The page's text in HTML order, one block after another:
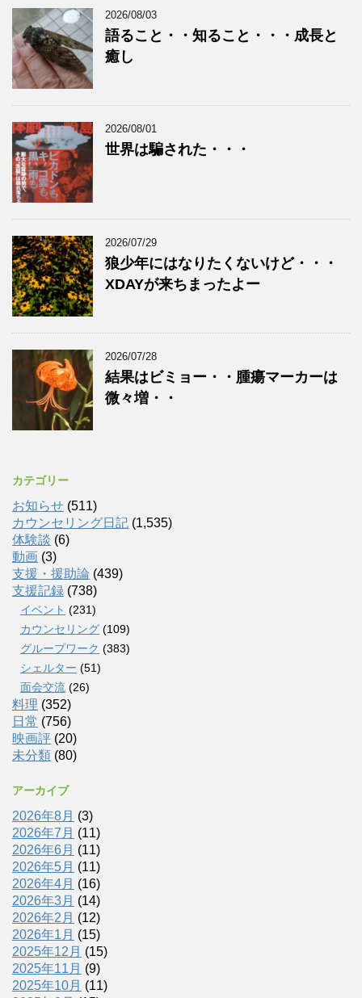
2026/08/03
語ること・・知ること・・・成長と
癒し
2026/08/01
世界は騙された・・・
2026/07/29
狼少年にはなりたくないけど・・・
XDAYが来ちまったよー
2026/07/28
結果はビミョー・・腫瘍マーカーは
微々増・・
カテゴリー
お知らせ (511)
カウンセリング日記 (1,535)
体験談 (6)
動画 (3)
支援・援助論 (439)
支援記録 (738)
イベント (231)
カウンセリング (109)
グループワーク (383)
シェルター (51)
面会交流 (26)
料理 (352)
日常 (756)
映画評 (20)
未分類 (80)
アーカイブ
2026年8月 (3)
2026年7月 (11)
2026年6月 (11)
2026年5月 (11)
2026年4月 (16)
2026年3月 (14)
2026年2月 (12)
2026年1月 (15)
2025年12月 (15)
2025年11月 (9)
2025年10月 (11)